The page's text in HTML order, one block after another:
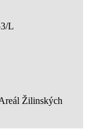
L
Žilinských